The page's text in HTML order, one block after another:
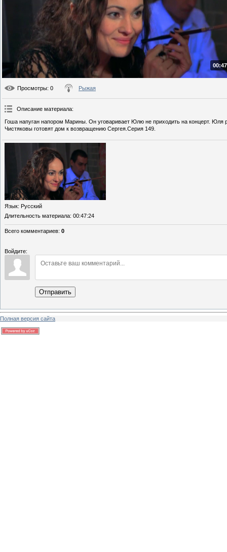
Просмотры: 0 Рыжая
Описание материала:
Гоша напуган напором Марины. Он уговаривает Юлю не приходить на концерт.
Чистяковы готовят дом к возвращению Сергея.Серия 149.
Язык: Русский
Длительность материала: 00:47:24
Всего комментариев: 0
Войдите:
Отправить
Полная версия сайта